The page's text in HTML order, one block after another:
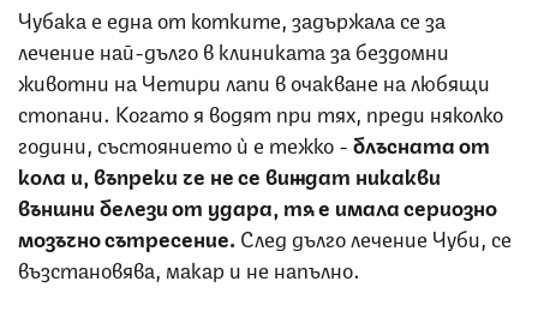
Чубака е една от котките, задържала се за
лечение най-дълго в клиниката за бездомни
животни на Четири лапи в очакване на любящи
стопани. Когато я водят при тях, преди няколко
години, състоянието ѝ е тежко -блъсната от
кола и, въпреки че не се виждат никакви
външни белези от удара, тя е имала сериозно
мозъчно сътресение. След дълго лечение Чуби, се
възстановява, макар и не напълно.